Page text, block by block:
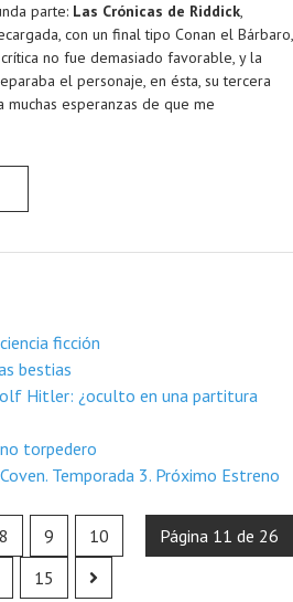
parte: Las Crónicas de Riddick,
con un final tipo Conan el Bárbaro,
no fue demasiado favorable, y la
el personaje, en ésta, su tercera
muchas esperanzas de que me
ficción
bestias
Hitler: ¿oculto en una partitura
torpedero
Temporada 3. Próximo Estreno
Página 11 de 26
8 9
10
15